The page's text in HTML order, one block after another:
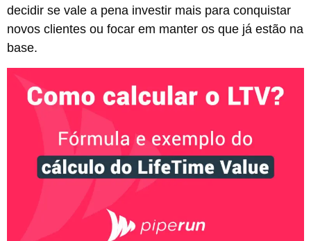
decidir se vale a pena investir mais para conquistar
novos clientes ou focar em manter os que já estão na
base.